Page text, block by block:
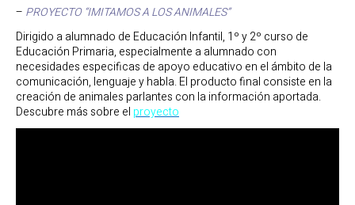
– PROYECTO “IMITAMOS A LOS ANIMALES”
Dirigido a alumnado de Educación Infantil, 1º y 2º curso de
Educación Primaria, especialmente a alumnado con
necesidades especificas de apoyo educativo en el ámbito de la
comunicación, lenguaje y habla. El producto final consiste en la
creación de animales parlantes con la información aportada.
Descubre más sobre el proyecto